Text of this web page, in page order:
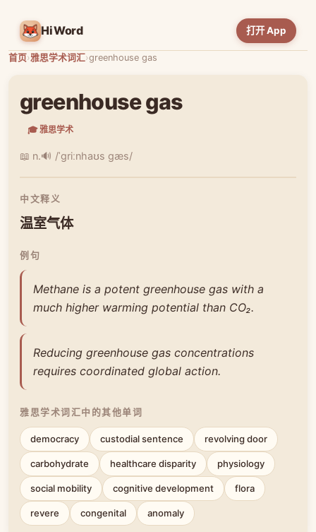
HiWord 打开 App
首页›雅思学术词汇›greenhouse gas
greenhouse gas
🎓 雅思学术
📖 n.🔊 /ˈɡriːnhaʊs ɡæs/
中文释义
温室气体
例句
Methane is a potent greenhouse gas with a
much higher warming potential than CO₂.
Reducing greenhouse gas concentrations
requires coordinated global action.
雅思学术词汇中的其他单词
democracy custodial sentence revolving door
carbohydrate healthcare disparity physiology
social mobility cognitive development flora
revere congenital anomaly